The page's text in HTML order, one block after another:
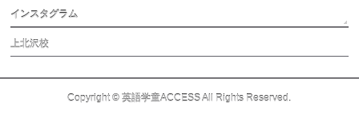
インスタグラム
上北沢校
Copyright ©英語学童ACCESSAll Rights Reserved.